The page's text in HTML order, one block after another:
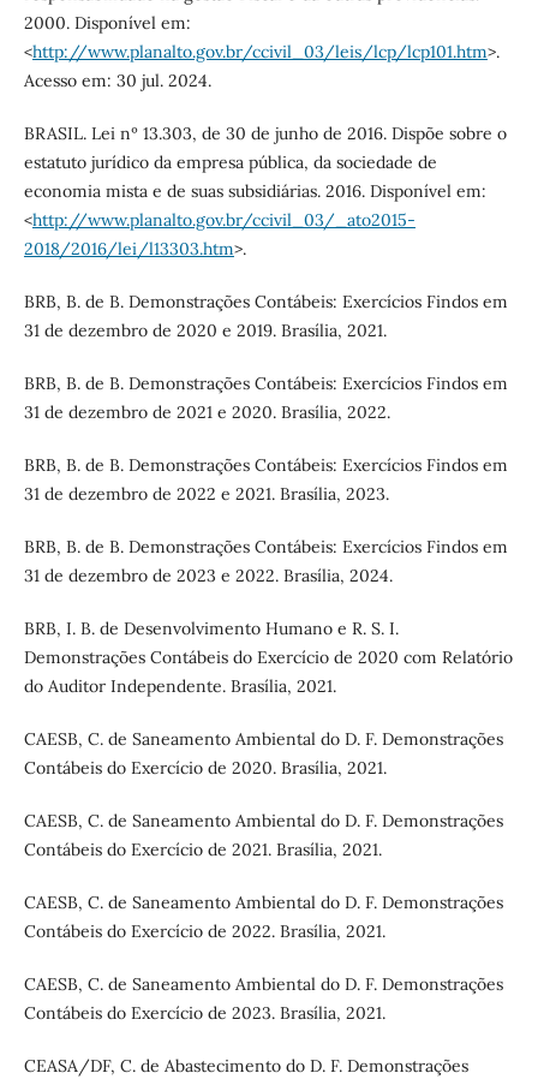
2000. Disponível em:
<http://www.planalto.gov.br/ccivil_03/leis/lcp/lcp101.htm>.
Acesso em: 30 jul. 2024.
BRASIL. Lei nº 13.303, de 30 de junho de 2016. Dispõe sobre o
estatuto jurídico da empresa pública, da sociedade de
economia mista e de suas subsidiárias. 2016. Disponível em:
<http://www.planalto.gov.br/ccivil_03/_ato2015-
2018/2016/lei/l13303.htm>.
BRB, B. de B. Demonstrações Contábeis: Exercícios Findos em
31 de dezembro de 2020 e 2019. Brasília, 2021.
BRB, B. de B. Demonstrações Contábeis: Exercícios Findos em
31 de dezembro de 2021 e 2020. Brasília, 2022.
BRB, B. de B. Demonstrações Contábeis: Exercícios Findos em
31 de dezembro de 2022 e 2021. Brasília, 2023.
BRB, B. de B. Demonstrações Contábeis: Exercícios Findos em
31 de dezembro de 2023 e 2022. Brasília, 2024.
BRB, I. B. de Desenvolvimento Humano e R. S. I.
Demonstrações Contábeis do Exercício de 2020 com Relatório
do Auditor Independente. Brasília, 2021.
CAESB, C. de Saneamento Ambiental do D. F. Demonstrações
Contábeis do Exercício de 2020. Brasília, 2021.
CAESB, C. de Saneamento Ambiental do D. F. Demonstrações
Contábeis do Exercício de 2021. Brasília, 2021.
CAESB, C. de Saneamento Ambiental do D. F. Demonstrações
Contábeis do Exercício de 2022. Brasília, 2021.
CAESB, C. de Saneamento Ambiental do D. F. Demonstrações
Contábeis do Exercício de 2023. Brasília, 2021.
CEASA/DF, C. de Abastecimento do D. F. Demonstrações